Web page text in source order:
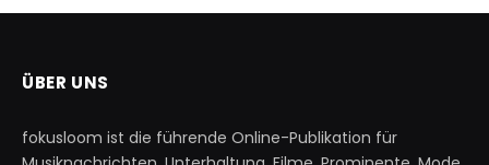
ÜBER UNS
fokusloom ist die führende Online-Publikation für